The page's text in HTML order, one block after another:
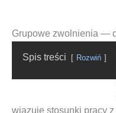
Grupowe zwolnienia —
Spis tre­ści Roz­wiń
wią­zu­je sto­sun­ki pra­cy